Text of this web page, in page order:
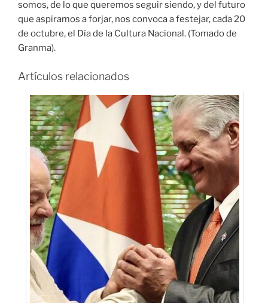
somos, de lo que queremos seguir siendo, y del futuro
que aspiramos a forjar, nos convoca a festejar, cada 20
de octubre, el Día de la Cultura Nacional. (Tomado de
Granma).
Artículos relacionados